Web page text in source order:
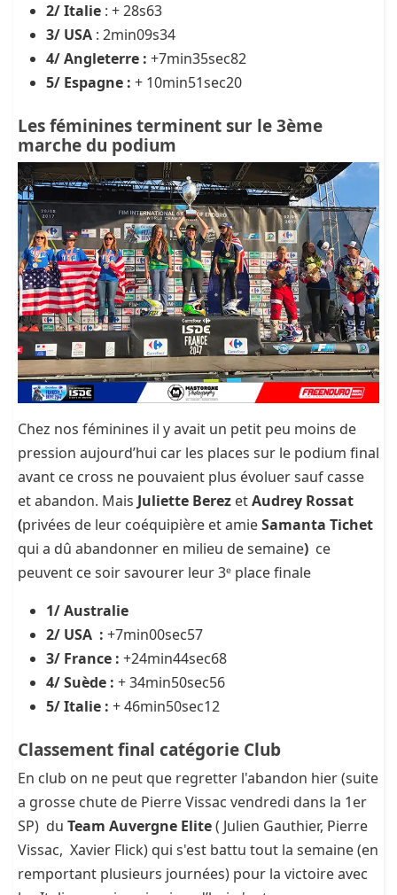
2/ Italie : + 28s63
3/ USA : 2min09s34
4/ Angleterre : +7min35sec82
5/ Espagne : + 10min51sec20
Les féminines terminent sur le 3ème
marche du podium
Chez nos féminines il y avait un petit peu moins de
pression aujourd’hui car les places sur le podium final
avant ce cross ne pouvaient plus évoluer sauf casse
et abandon. Mais Juliette Berez etAudrey Rossat
(privées de leur coéquipière et amieSamanta Tichet
qui a dû abandonner en milieu de semaine) ce
peuvent ce soir savourer leur 3ᵉ place finale
1/ Australie
2/ USA : +7min00sec57
3/ France : +24min44sec68
4/ Suède : + 34min50sec56
5/ Italie : + 46min50sec12
Classement final catégorie Club
En club on ne peut que regretter l'abandon hier (suite
a grosse chute de Pierre Vissac vendredi dans la 1er
SP) du Team Auvergne Elite( Julien Gauthier, Pierre
Vissac, Xavier Flick) qui s'est battu tout la semaine (en
remportant plusieurs journées) pour la victoire avec